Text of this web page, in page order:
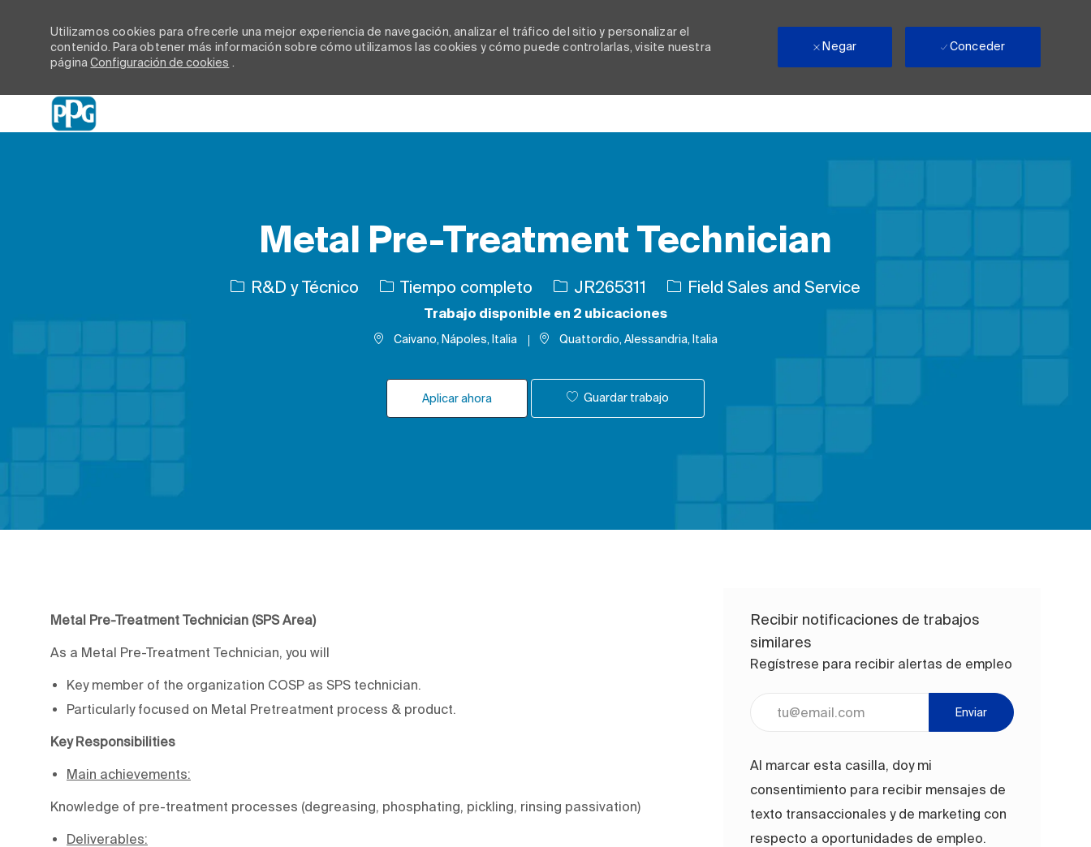
Utilizamos cookies para ofrecerle una mejor experiencia de navegación, analizar el tráfico del sitio y personalizar el
contenido. Para obtener más información sobre cómo utilizamos las cookies y cómo puede controlarlas, visite nuestra
páginaConfiguración de cookies .
Negar Conceder
Metal Pre-Treatment Technician
Categoría
R&D y Técnico Tipo de trabajo
Tiempo completo ID de trabajo
JR265311 Field Sales and Service
Trabajo disponible en 2 ubicaciones
Caivano, Nápoles, Italia
Quattordio, Alessandria, Italia
Aplicar ahora Guardar trabajo
Metal Pre-Treatment Technician (SPS Area)
As a Metal Pre-Treatment Technician, you will
Key member of the organization COSP as SPS technician.
Particularly focused on Metal Pretreatment process & product.
Key Responsibilities
Main achievements:
Knowledge of pre-treatment processes (degreasing, phosphating, pickling, rinsing passivation)
Deliverables:
Recibir notificaciones de trabajos
similares
Regístrese para recibir alertas de empleo
Ingrese la dirección de correo electrónico (obligatorio)
Al marcar esta casilla, doy mi
consentimiento para recibir mensajes de
texto transaccionales y de marketing con
respecto a oportunidades de empleo.
Enviar